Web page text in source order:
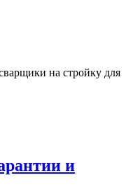
на стройку для
и